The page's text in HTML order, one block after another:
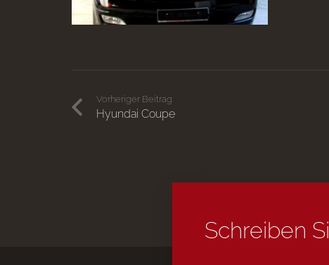
Vorheriger Beitrag
Hyundai Coupe
Schreiben